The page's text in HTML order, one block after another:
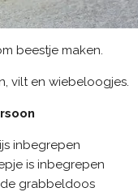
beestje maken.
vilt en wiebeloogjes.
inbegrepen
is inbegrepen
grabbeldoos